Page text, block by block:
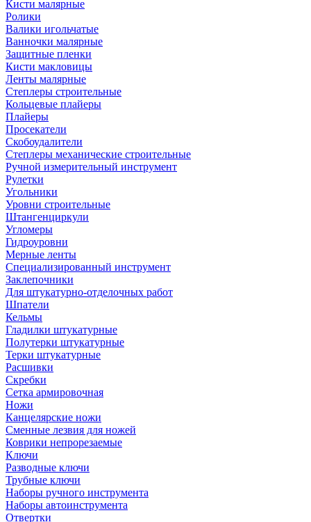
Кисти малярные
Ролики
Валики игольчатые
Ванночки малярные
Защитные пленки
Кисти макловицы
Ленты малярные
Степлеры строительные
Кольцевые плайеры
Плайеры
Просекатели
Скобоудалители
Степлеры механические строительные
Ручной измерительный инструмент
Рулетки
Угольники
Уровни строительные
Штангенциркули
Угломеры
Гидроуровни
Мерные ленты
Специализированный инструмент
Заклепочники
Для штукатурно-отделочных работ
Шпатели
Кельмы
Гладилки штукатурные
Полутерки штукатурные
Терки штукатурные
Расшивки
Скребки
Сетка армировочная
Ножи
Канцелярские ножи
Сменные лезвия для ножей
Коврики непрорезаемые
Ключи
Разводные ключи
Трубные ключи
Наборы ручного инструмента
Наборы автоинструмента
Отвертки